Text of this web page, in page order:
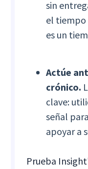
sin
el tiempo
es un
Actúe
crónico.
clave:
señal
apoyar a
Prueba